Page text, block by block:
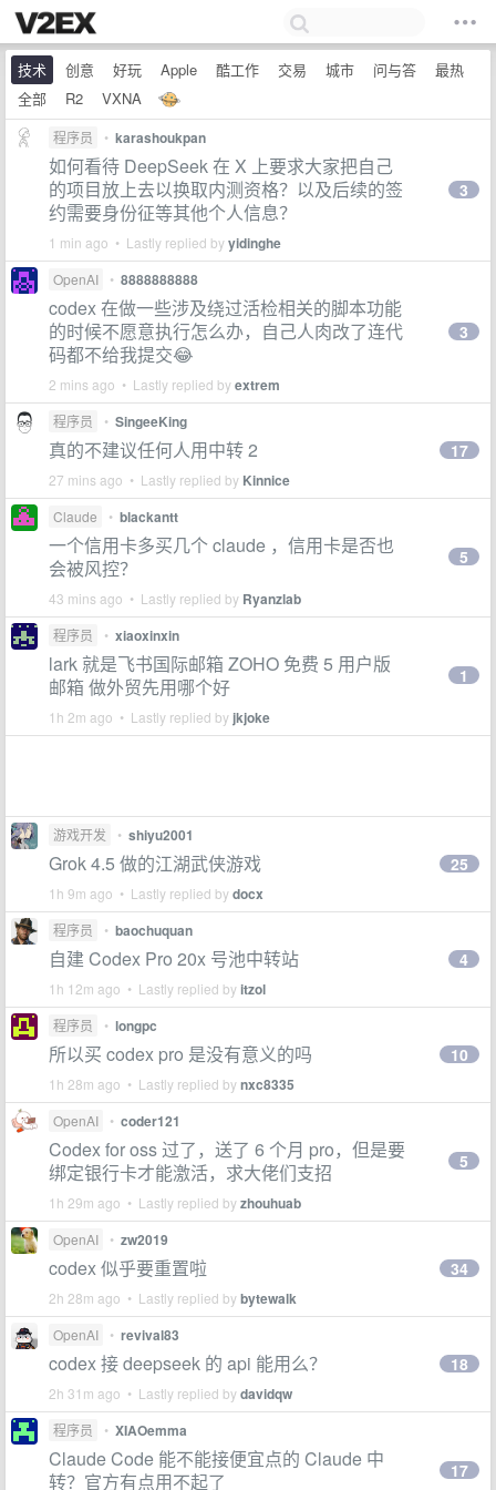
技术 创意 好玩 Apple 酷工作 交易 城市 问与答
最热
全部
R2 VXNA
程序员 • karashoukpan
如何看待 DeepSeek 在 X 上要求大家把自己
的项目放上去以换取内测资格？以及后续的签
约需要身份征等其他个人信息？
1 min ago • Lastly replied byyidinghe
3
OpenAI • 8888888888
codex 在做一些涉及绕过活检相关的脚本功能
的时候不愿意执行怎么办，自己人肉改了连代
码都不给我提交😂
2 mins ago • Lastly replied byextrem
3
程序员 • SingeeKing
真的不建议任何人用中转 2
27 mins ago • Lastly replied by Kinnice
17
Claude • blackantt
一个信用卡多买几个 claude ，信用卡是否也
会被风控？
43 mins ago • Lastly replied by Ryanzlab
5
程序员 • xiaoxinxin
lark 就是飞书国际邮箱 ZOHO 免费 5 用户版
邮箱 做外贸先用哪个好
1h 2m ago • Lastly replied by jkjoke
1
游戏开发 • shiyu2001
Grok 4.5 做的江湖武侠游戏
1h 9m ago • Lastly replied bydocx
25
程序员 • baochuquan
自建 Codex Pro 20x 号池中转站
1h 12m ago • Lastly replied byitzol
4
程序员 • longpc
所以买 codex pro 是没有意义的吗
1h 28m ago • Lastly replied bynxc8335
10
OpenAI • coder121
Codex for oss 过了，送了 6 个月 pro，但是要
绑定银行卡才能激活，求大佬们支招
1h 29m ago • Lastly replied byzhouhuab
5
OpenAI • zw2019
codex 似乎要重置啦
2h 28m ago • Lastly replied bybytewalk
34
OpenAI • revival83
codex 接 deepseek 的 api 能用么？
2h 31m ago • Lastly replied bydavidqw
18
程序员 • XIAOemma
Claude Code 能不能接便宜点的 Claude 中
转？官方有点用不起了
17